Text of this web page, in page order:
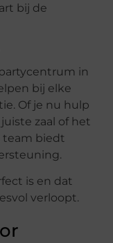
bij de
in
bij elke
Of je nu hulp
zaal of het
team biedt
is en dat
verloopt.